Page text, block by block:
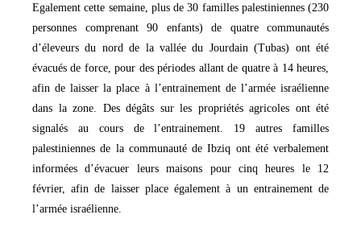
Egalement cette semaine, plus de 30 familles palestiniennes (230
personnes comprenant 90 enfants) de quatre communautés
d’éleveurs du nord de la vallée du Jourdain (Tubas) ont été
évacués de force, pour des périodes allant de quatre à 14 heures,
afin de laisser la place à l’entrainement de l’armée israélienne
dans la zone. Des dégâts sur les propriétés agricoles ont été
signalés au cours de l’entrainement. 19 autres familles
palestiniennes de la communauté de Ibziq ont été verbalement
informées d’évacuer leurs maisons pour cinq heures le 12
février, afin de laisser place également à un entrainement de
l’armée israélienne.